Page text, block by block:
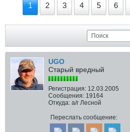
1 2 3 4 5 6
UGO
Старый вредный
Регистрация: 12.03.2005
Сообщения: 19164
Откуда: а/г Лесной
Переслать сообщение: